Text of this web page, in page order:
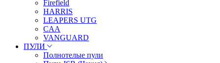
Firefield
HARRIS
LEAPERS UTG
CAA
VANGUARD
ПУЛИ
Полнотелые пули